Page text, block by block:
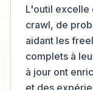
L'outil excelle
crawl, de
aidant les
complets à
à jour ont
et des